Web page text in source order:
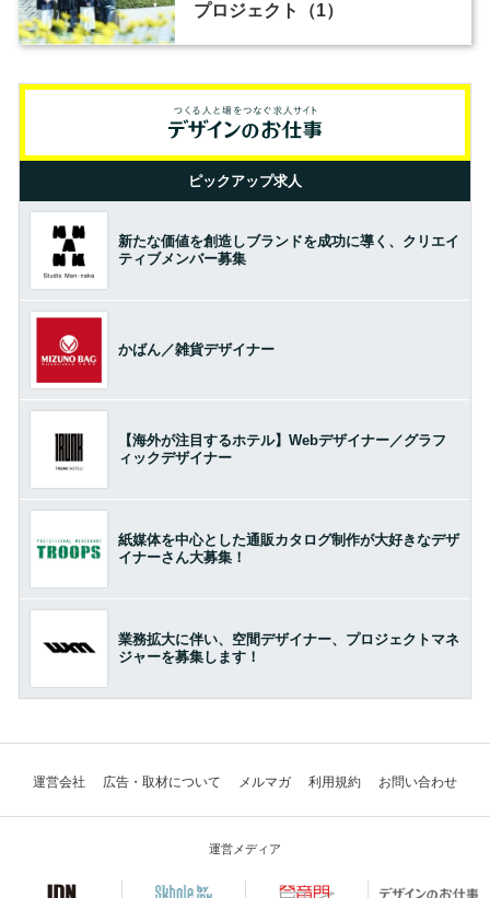
プロジェクト（1）
ピックアップ求人
新たな価値を創造しブランドを成功に導く、クリエイ
ティブメンバー募集
かばん／雑貨デザイナー
【海外が注目するホテル】Webデザイナー／グラフ
ィックデザイナー
紙媒体を中心とした通販カタログ制作が大好きなデザ
イナーさん大募集！
業務拡大に伴い、空間デザイナー、プロジェクトマネ
ジャーを募集します！
運営会社 広告・取材について メルマガ 利用規約 お問い合わせ
運営メディア